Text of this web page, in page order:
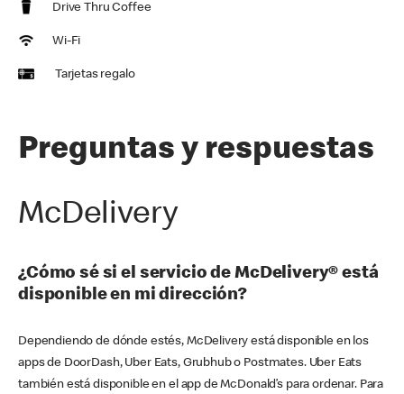
Drive Thru Coffee
Wi-Fi
Tarjetas regalo
Preguntas y respuestas
McDelivery
¿Cómo sé si el servicio de McDelivery® está
disponible en mi dirección?
Dependiendo de dónde estés, McDelivery está disponible en los
apps de DoorDash, Uber Eats, Grubhub o Postmates. Uber Eats
también está disponible en el app de McDonald’s para ordenar. Para